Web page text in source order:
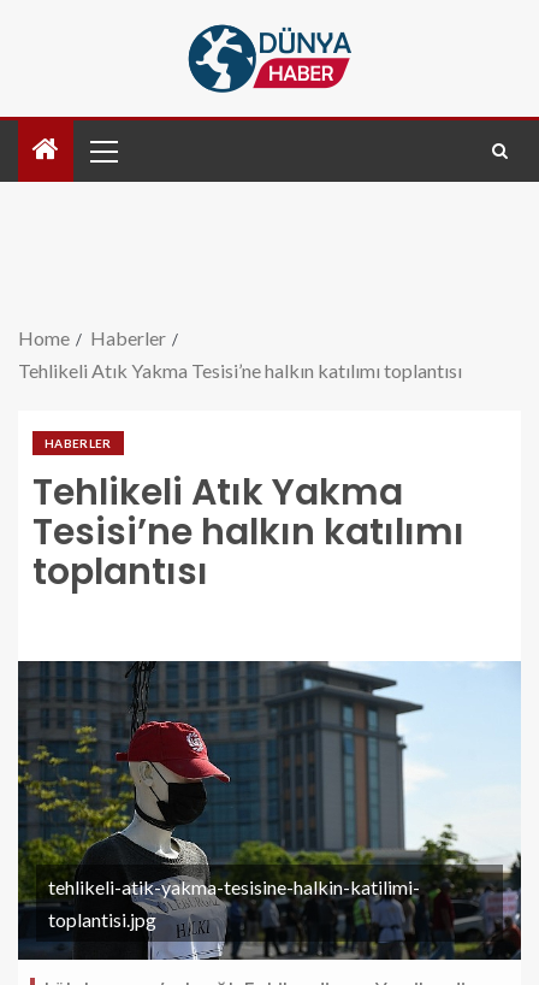
Home
Haberler
Tehlikeli Atık Yakma Tesisi’ne halkın katılımı toplantısı
HABERLER
Tehlikeli Atık Yakma
Tesisi’ne halkın katılımı
toplantısı
tehlikeli-atik-yakma-tesisine-halkin-katilimi-
toplantisi.jpg